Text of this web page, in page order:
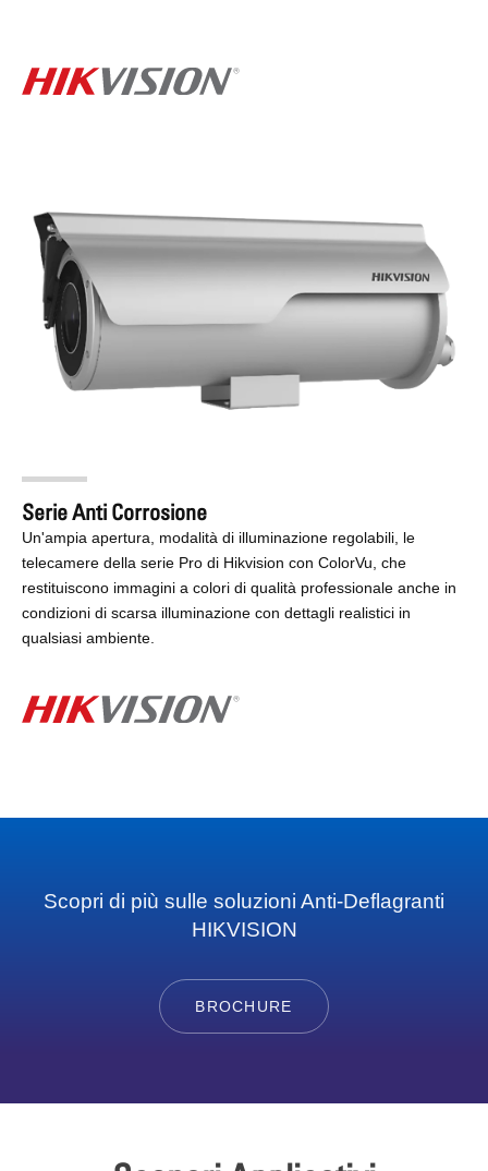
Serie Anti Corrosione
Un'ampia apertura, modalità di illuminazione regolabili, le
telecamere della serie Pro di Hikvision con ColorVu, che
restituiscono immagini a colori di qualità professionale anche in
condizioni di scarsa illuminazione con dettagli realistici in
qualsiasi ambiente.
Scopri di più sulle soluzioni Anti-Deflagranti
HIKVISION
BROCHURE